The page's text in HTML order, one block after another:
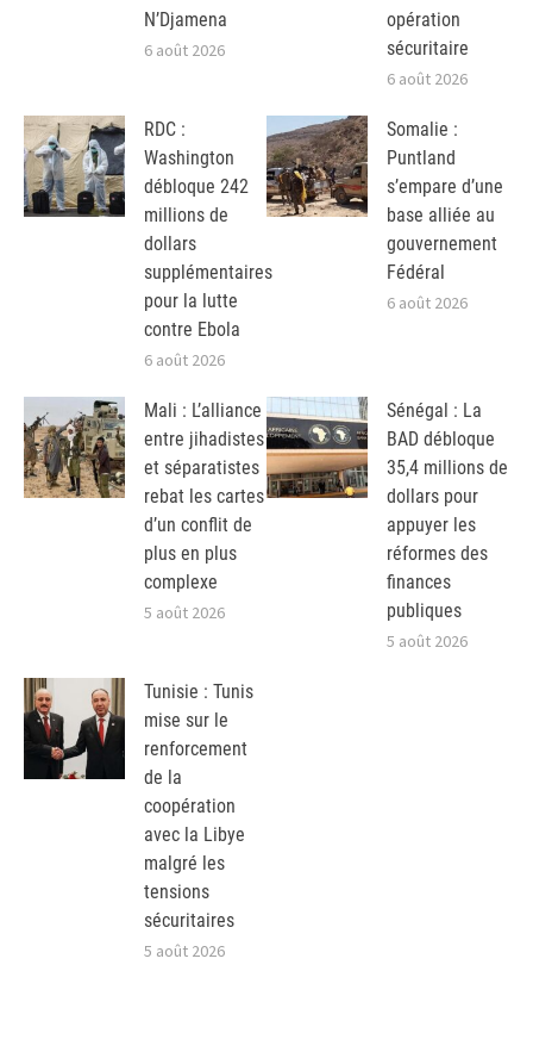
N’Djamena
6 août 2026
opération
sécuritaire
6 août 2026
RDC :
Washington
débloque 242
millions de
dollars
supplémentaires
pour la lutte
contre Ebola
6 août 2026
Somalie :
Puntland
s’empare d’une
base alliée au
gouvernement
Fédéral
6 août 2026
Mali : L’alliance
entre jihadistes
et séparatistes
rebat les cartes
d’un conflit de
plus en plus
complexe
5 août 2026
Sénégal : La
BAD débloque
35,4 millions de
dollars pour
appuyer les
réformes des
finances
publiques
5 août 2026
Tunisie : Tunis
mise sur le
renforcement
de la
coopération
avec la Libye
malgré les
tensions
sécuritaires
5 août 2026